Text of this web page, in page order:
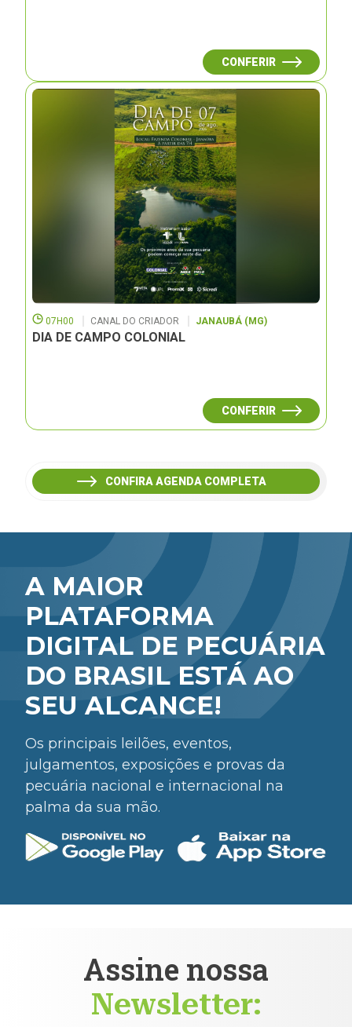
CONFERIR
07H00 CANAL DO CRIADOR JANAUBÁ (MG)
DIA DE CAMPO COLONIAL
CONFERIR
CONFIRA AGENDA COMPLETA
A MAIOR
PLATAFORMA
DIGITAL DE PECUÁRIA
DO BRASIL ESTÁ AO
SEU ALCANCE!
Os principais leilões, eventos,
julgamentos, exposições e provas da
pecuária nacional e internacional na
palma da sua mão.
Assine nossa
Newsletter: